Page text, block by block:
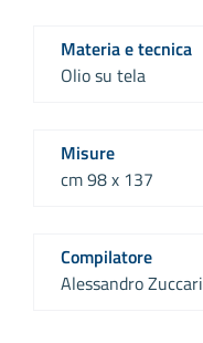
Materia e tecnica
Olio su tela
Misure
cm 98 x 137
Compilatore
Alessandro Zuccari